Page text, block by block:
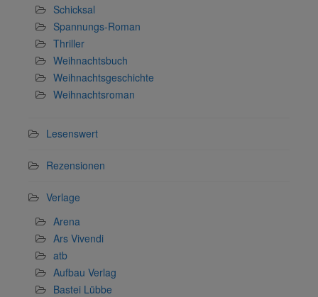
Schicksal
Spannungs-Roman
Thriller
Weihnachtsbuch
Weihnachtsgeschichte
Weihnachtsroman
Lesenswert
Rezensionen
Verlage
Arena
Ars Vivendi
atb
Aufbau Verlag
Bastei Lübbe